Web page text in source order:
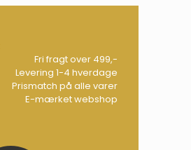
Fri fragt over 499,-
Levering 1-4 hverdage
Prismatch på alle varer
E-mærket webshop